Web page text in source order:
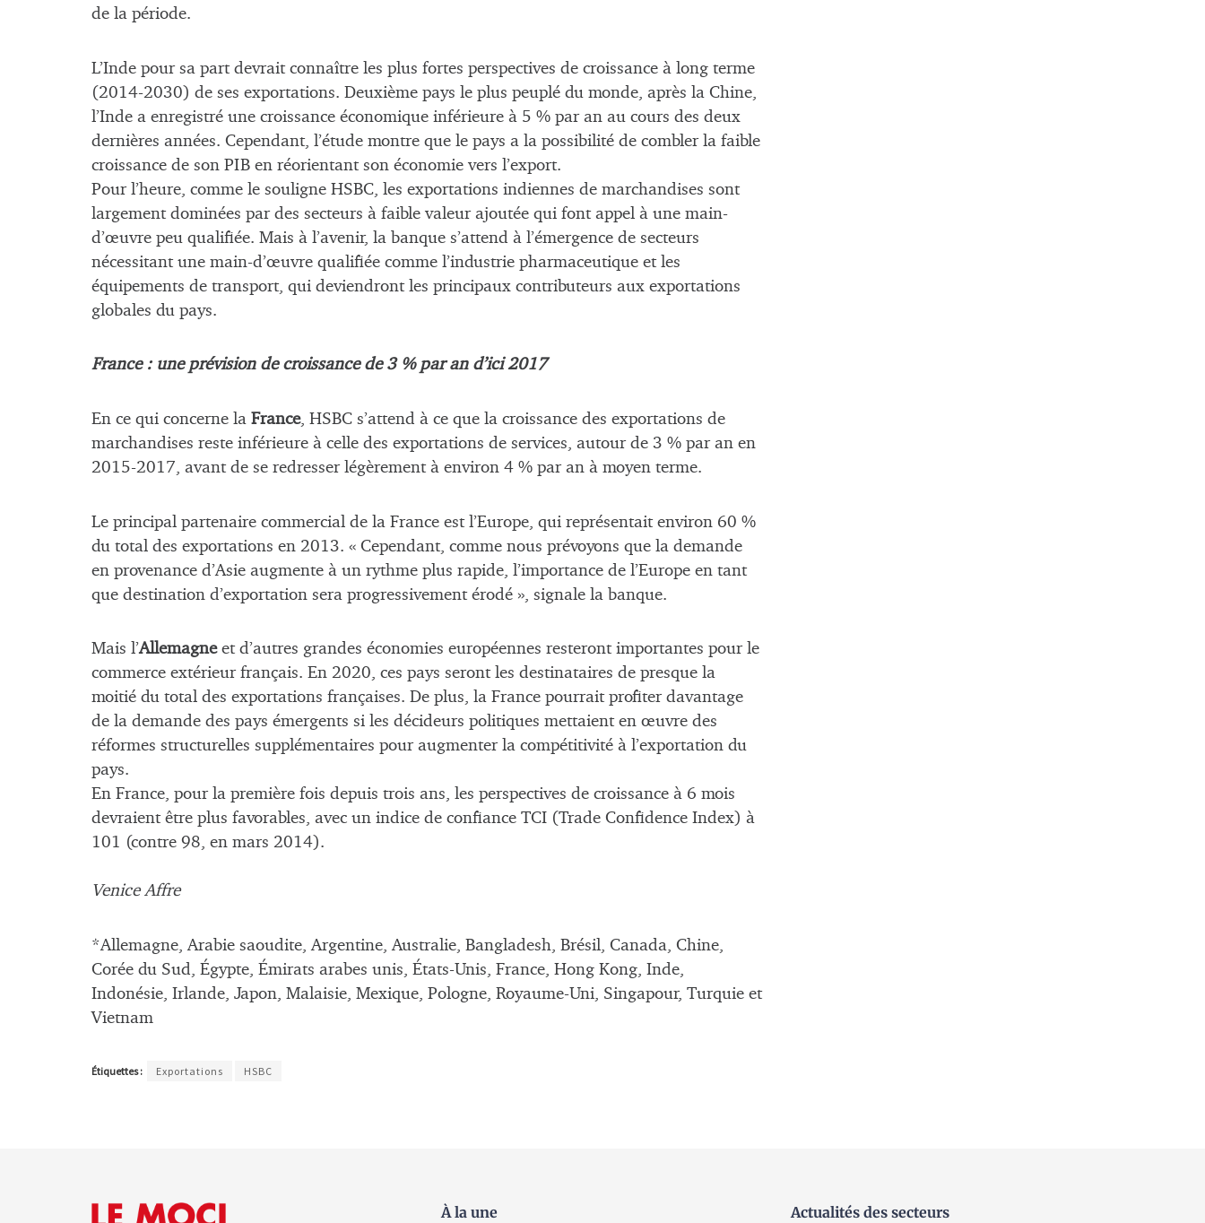
de la période.
L’Inde pour sa part devrait connaître les plus fortes perspectives de croissance à long terme
(2014-2030) de ses exportations. Deuxième pays le plus peuplé du monde, après la Chine,
l’Inde a enregistré une croissance économique inférieure à 5 % par an au cours des deux
dernières années. Cependant, l’étude montre que le pays a la possibilité de combler la faible
croissance de son PIB en réorientant son économie vers l’export.
Pour l’heure, comme le souligne HSBC, les exportations indiennes de marchandises sont
largement dominées par des secteurs à faible valeur ajoutée qui font appel à une main-
d’œuvre peu qualifiée. Mais à l’avenir, la banque s’attend à l’émergence de secteurs
nécessitant une main-d’œuvre qualifiée comme l’industrie pharmaceutique et les
équipements de transport, qui deviendront les principaux contributeurs aux exportations
globales du pays.
France : une prévision de croissance de 3 % par an d’ici 2017
En ce qui concerne la France, HSBC s’attend à ce que la croissance des exportations de
marchandises reste inférieure à celle des exportations de services, autour de 3 % par an en
2015-2017, avant de se redresser légèrement à environ 4 % par an à moyen terme.
Le principal partenaire commercial de la France est l’Europe, qui représentait environ 60 %
du total des exportations en 2013. « Cependant, comme nous prévoyons que la demande
en provenance d’Asie augmente à un rythme plus rapide, l’importance de l’Europe en tant
que destination d’exportation sera progressivement érodé », signale la banque.
Mais l’Allemagneet d’autres grandes économies européennes resteront importantes pour le
commerce extérieur français. En 2020, ces pays seront les destinataires de presque la
moitié du total des exportations françaises. De plus, la France pourrait profiter davantage
de la demande des pays émergents si les décideurs politiques mettaient en œuvre des
réformes structurelles supplémentaires pour augmenter la compétitivité à l’exportation du
pays.
En France, pour la première fois depuis trois ans, les perspectives de croissance à 6 mois
devraient être plus favorables, avec un indice de confiance TCI (Trade Confidence Index) à
101 (contre 98, en mars 2014).
Venice Affre
*Allemagne, Arabie saoudite, Argentine, Australie, Bangladesh, Brésil, Canada, Chine,
Corée du Sud, Égypte, Émirats arabes unis, États-Unis, France, Hong Kong, Inde,
Indonésie, Irlande, Japon, Malaisie, Mexique, Pologne, Royaume-Uni, Singapour, Turquie et
Vietnam
Étiquettes : Exportations HSBC
À la une Actualités des secteurs